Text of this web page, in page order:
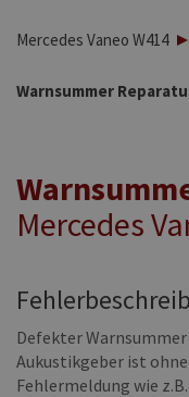
Mercedes Vaneo W414
Warnsummer
Mercedes
Defekter
Aukustikgeber ist
Fehlermeldung wie